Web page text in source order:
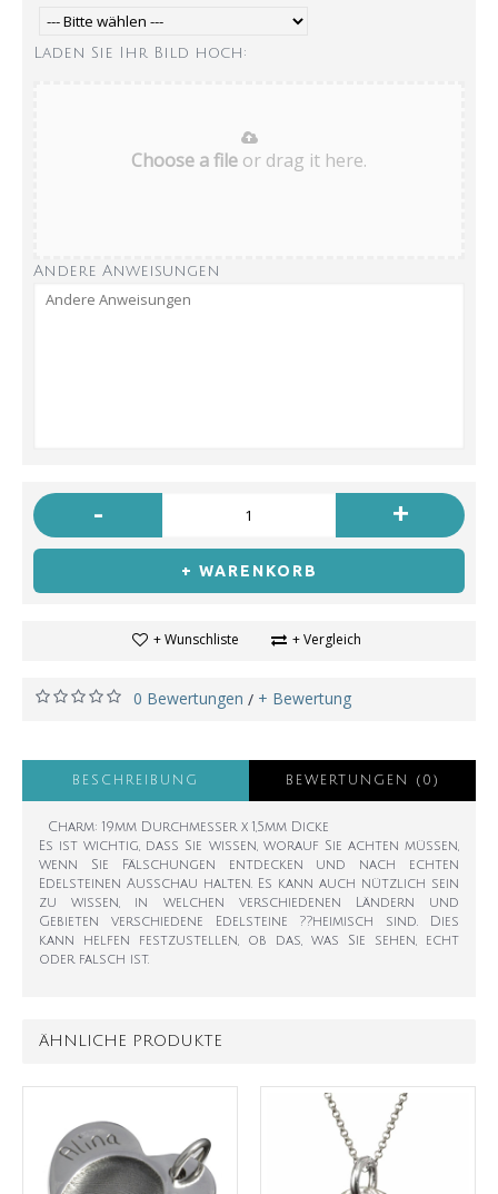
Laden Sie Ihr Bild hoch:
Choose a file or drag it here.
Andere Anweisungen
- +
+ WARENKORB
+ Wunschliste + Vergleich
0 Bewertungen / + Bewertung
BESCHREIBUNG BEWERTUNGEN (0)
Charm: 19mm Durchmesser x 1,5mm Dicke
Es ist wichtig, dass Sie wissen, worauf Sie achten müssen,
wenn Sie Fälschungen entdecken und nach echten
Edelsteinen Ausschau halten. Es kann auch nützlich sein
zu wissen, in welchen verschiedenen Ländern und
Gebieten verschiedene Edelsteine ??heimisch sind. Dies
kann helfen festzustellen, ob das, was Sie sehen, echt
oder falsch ist.
ÄHNLICHE PRODUKTE